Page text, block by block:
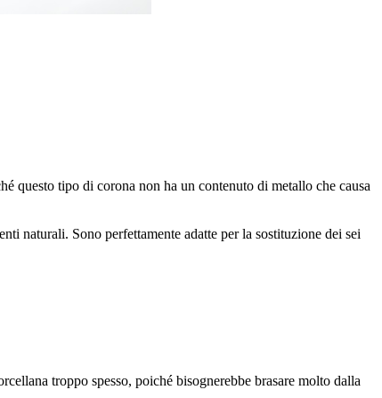
questo tipo di corona non ha un contenuto di metallo che causa
naturali. Sono perfettamente adatte per la sostituzione dei sei
troppo spesso, poiché bisognerebbe brasare molto dalla